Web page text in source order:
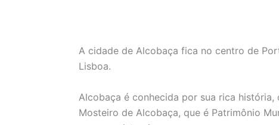
A cidade de Alcobaça fica no centro de
Lisboa.
Alcobaça é conhecida por sua rica
Mosteiro de Alcobaça, que é Patrimônio